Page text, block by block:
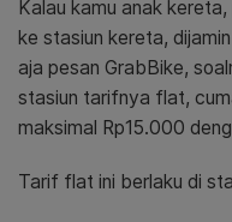
Kalau kamu anak
ke stasiun kereta,
aja pesan GrabBike,
stasiun tarifnya flat,
maksimal Rp15.000
Tarif flat ini berlaku di